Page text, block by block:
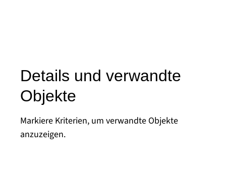
Details und verwandte
Objekte
Markiere Kriterien, um verwandte Objekte
anzuzeigen.